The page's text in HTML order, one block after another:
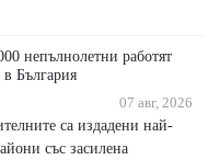
непълнолетни работят
в България
07 авг, 2026
са издадени най-
със засилена